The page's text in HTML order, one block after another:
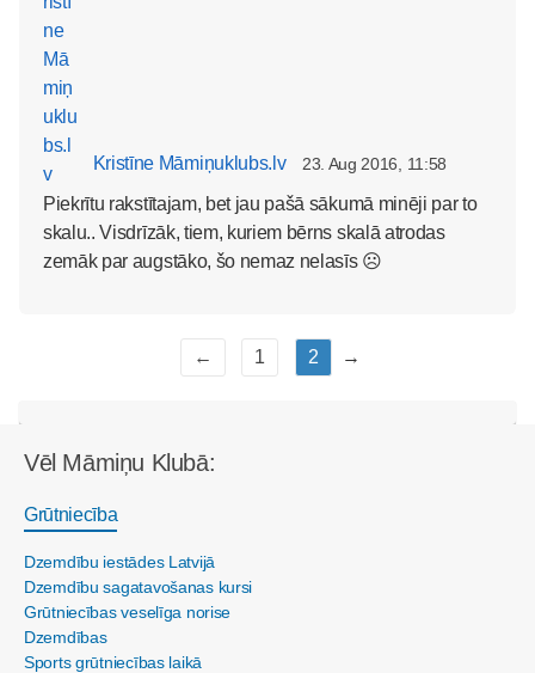
Kristīne Māmiņuklubs.lv 23. Aug 2016, 11:58
Piekrītu rakstītajam, bet jau pašā sākumā minēji par to
skalu.. Visdrīzāk, tiem, kuriem bērns skalā atrodas
zemāk par augstāko, šo nemaz nelasīs ☹
← 1 2 →
Vēl Māmiņu Klubā:
Grūtniecība
Dzemdību iestādes Latvijā
Dzemdību sagatavošanas kursi
Grūtniecības veselīga norise
Dzemdības
Sports grūtniecības laikā